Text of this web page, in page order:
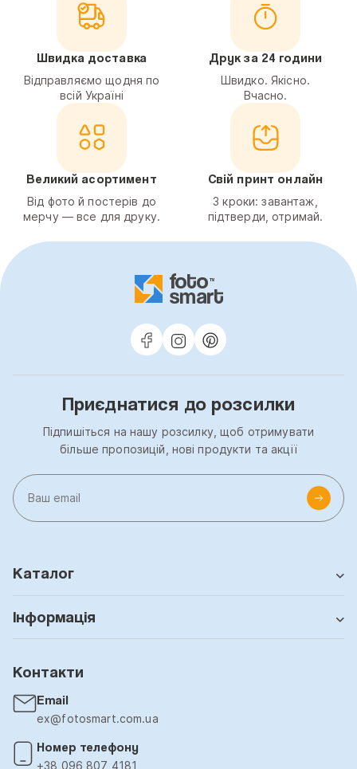
Швидка доставка
Відправляємо щодня по
всій Україні
Друк за 24 години
Швидко. Якісно.
Вчасно.
Великий асортимент
Від фото й постерів до
мерчу — все для друку.
Свій принт онлайн
3 кроки: завантаж,
підтверди, отримай.
Приєднатися до розсилки
Підпишіться на нашу розсилку, щоб отримувати
більше пропозицій, нові продукти та акції
Каталог
Інформація
Контакти
Email
ex@fotosmart.com.ua
Номер телефону
+38 096 807 4181